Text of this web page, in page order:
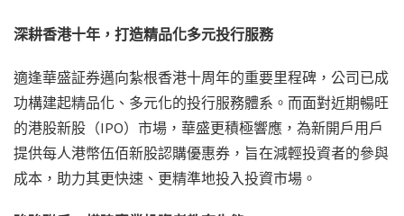
深耕香港十年，打造精品化多元投行服務
適逢華盛証券邁向紮根香港十周年的重要里程碑，公司已成
功構建起精品化、多元化的投行服務體系。而面對近期暢旺
的港股新股（IPO）市場，華盛更積極響應，為新開戶用戶
提供每人港幣伍佰新股認購優惠券，旨在減輕投資者的參與
成本，助力其更快速、更精準地投入投資市場。